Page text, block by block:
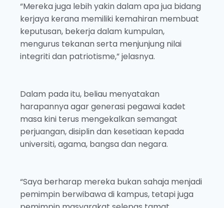
“Mereka juga lebih yakin dalam apa jua bidang
kerjaya kerana memiliki kemahiran membuat
keputusan, bekerja dalam kumpulan,
mengurus tekanan serta menjunjung nilai
integriti dan patriotisme,” jelasnya.
Dalam pada itu, beliau menyatakan
harapannya agar generasi pegawai kadet
masa kini terus mengekalkan semangat
perjuangan, disiplin dan kesetiaan kepada
universiti, agama, bangsa dan negara.
“Saya berharap mereka bukan sahaja menjadi
pemimpin berwibawa di kampus, tetapi juga